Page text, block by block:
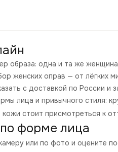
образа: одна и та же
женских оправ — от лёгких
с доставкой по России и
лица и привычного стиля:
стоит присмотреться к
форме лица
или по фото и оцените